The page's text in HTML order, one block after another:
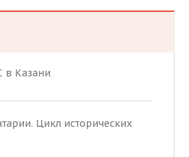
в Казани
Цикл исторических